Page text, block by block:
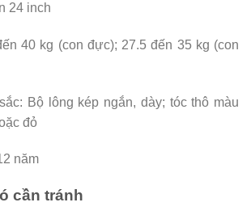
24 inch
40 kg (con đực); 27.5 đến 35 kg (con
Bộ lông kép ngắn, dày; tóc thô màu
đỏ
năm
cần tránh